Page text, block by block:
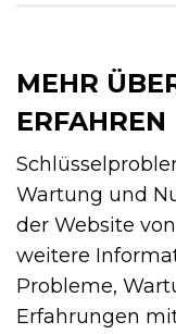
MEHR
ERFAHREN
Wartung und
der Website
weitere
Probleme,
Erfahrungen